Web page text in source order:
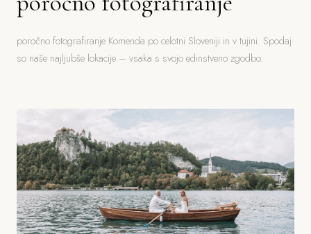
poročno fotografiranje Komenda po celotni Sloveniji in v tujini. Spodaj
so naše najljubše lokacije – vsaka s svojo edinstveno zgodbo.